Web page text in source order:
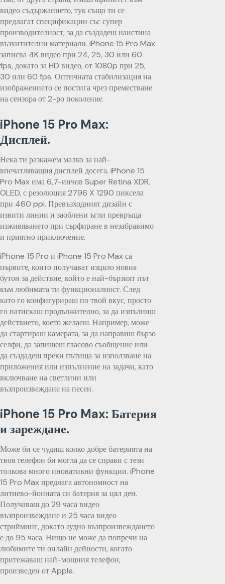
видео съдържанието, тук също ти се
предлагат спецификации със супер
производителност, за да създадеш наистина
възхитителни материали. iPhone 15 Pro Max
записва 4K видео при 24, 25, 30 или 60
fps, докато за HD видео, от 1080p при 25,
30 или 60 fps. Оптичната стабилизация на
изображението се постига чрез преместване
на сензора от 2-ро поколение.
iPhone 15 Pro Max:
Дисплей.
Нека ти разкажем малко за най-
впечатляващия дисплей досега. iPhone 15
Pro Max има 6,7-инчов Super Retina XDR,
OLED, с резолюция 2796 X 1290 пиксела
при 460 ppi. Превъзходният дизайн с
извити линии и заоблени ъгли превръща
изживяването при сърфиране в незабравимо
и приятно приключение.
iPhone 15 Pro и iPhone 15 Pro Max са
първите, които получават изцяло новия
бутон за действие, който е най-бързият път
към любимата ти функционалност. След
като го конфигурираш по твой вкус, просто
го натискаш продължително, за да изпълниш
действието, което желаеш. Например, може
да стартираш камерата, за да направиш бързо
селфи, да запишеш гласово съобщение или
да създадеш преки пътища за използване на
приложения или изпълнение на задачи, като
включване на светлини или
възпроизвеждане на песен.
iPhone 15 Pro Max: Батерия
и зареждане.
Може би се чудиш колко добре батерията на
твоя телефон би могла да се справи с тези
толкова много иновативни функции. iPhone
15 Pro Max предлага автономност на
литиево-йонната си батерия за цял ден.
Получаваш до 29 часа видео
възпроизвеждане и 25 часа видео
стрийминг, докато аудио възпроизвеждането
е до 95 часа. Нищо не може да попречи на
любимите ти онлайн дейности, когато
притежаваш най-мощния телефон,
произведен от Apple.